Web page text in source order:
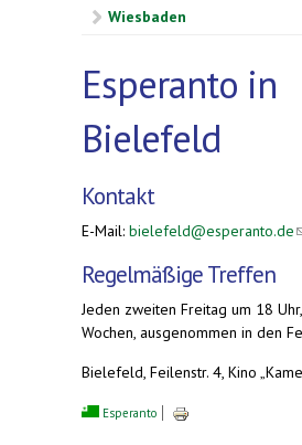
Wiesbaden
Esperanto in
Bielefeld
Kontakt
E-Mail: bielefeld@esperanto.de
Regelmäßige Treffen
Jeden zweiten Freitag um 18
Wochen, ausgenommen in den
Bielefeld, Feilenstr. 4, Kino
Esperanto